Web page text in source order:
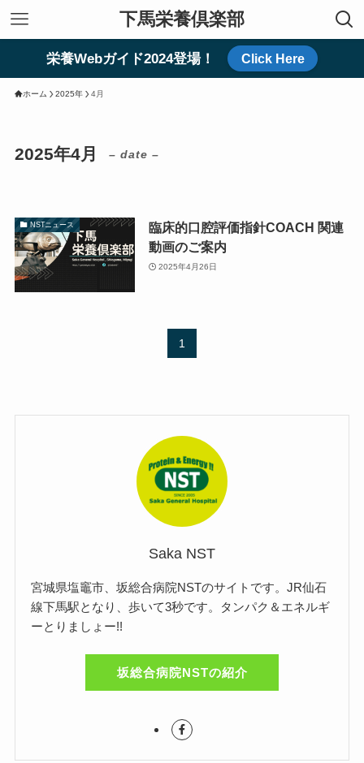
下馬栄養倶楽部
栄養Webガイド2024登場！ Click Here
ホーム 2025年 4月
2025年4月 – date –
NSTニュース
臨床的口腔評価指針COACH 関連
動画のご案内
2025年4月26日
1
Saka NST
宮城県塩竈市、坂総合病院NSTのサイトです。JR仙石
線下馬駅となり、歩いて3秒です。タンパク＆エネルギ
ーとりましょー!!
坂総合病院NSTの紹介